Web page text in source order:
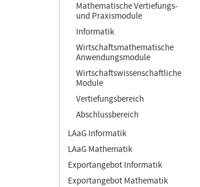
Mathematische Vertiefungs-
und Praxismodule
Informatik
Wirtschaftsmathematische
Anwendungsmodule
Wirtschaftswissenschaftliche
Module
Vertiefungsbereich
Abschlussbereich
LAaG Informatik
LAaG Mathematik
Exportangebot Informatik
Exportangebot Mathematik